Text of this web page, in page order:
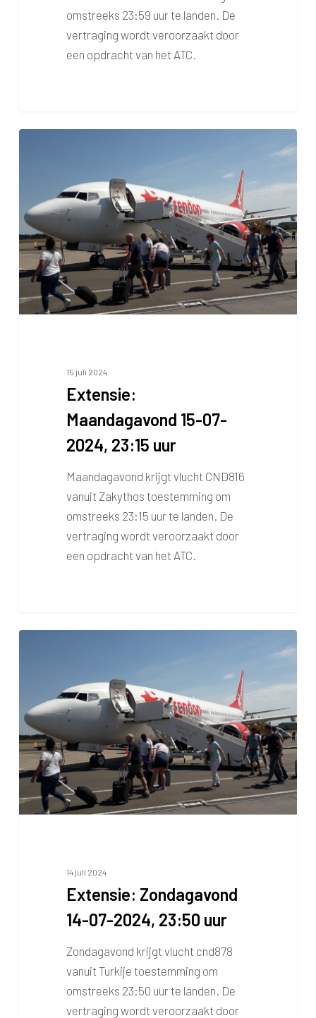
omstreeks 23:59 uur te landen. De
vertraging wordt veroorzaakt door
een opdracht van het ATC.
15 juli 2024
Extensie:
Maandagavond 15-07-
2024, 23:15 uur
Maandagavond krijgt vlucht CND816
vanuit Zakythos toestemming om
omstreeks 23:15 uur te landen. De
vertraging wordt veroorzaakt door
een opdracht van het ATC.
14 juli 2024
Extensie: Zondagavond
14-07-2024, 23:50 uur
Zondagavond krijgt vlucht cnd878
vanuit Turkije toestemming om
omstreeks 23:50 uur te landen. De
vertraging wordt veroorzaakt door